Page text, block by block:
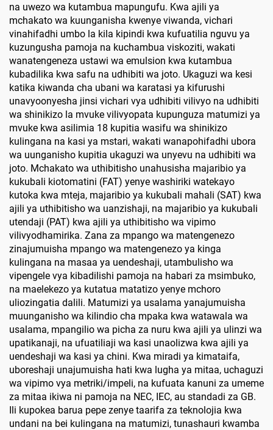
na uwezo wa kutambua mapungufu. Kwa ajili ya
mchakato wa kuunganisha kwenye viwanda, vichari
vinahifadhi umbo la kila kipindi kwa kufuatilia nguvu ya
kuzungusha pamoja na kuchambua viskoziti, wakati
wanatengeneza ustawi wa emulsion kwa kutambua
kubadilika kwa safu na udhibiti wa joto. Ukaguzi wa kesi
katika kiwanda cha ubani wa karatasi ya kifurushi
unavyoonyesha jinsi vichari vya udhibiti vilivyo na udhibiti
wa shinikizo la mvuke vilivyopata kupunguza matumizi ya
mvuke kwa asilimia 18 kupitia wasifu wa shinikizo
kulingana na kasi ya mstari, wakati wanapohifadhi ubora
wa uunganisho kupitia ukaguzi wa unyevu na udhibiti wa
joto. Mchakato wa uthibitisho unahusisha majaribio ya
kukubali kiotomatini (FAT) yenye washiriki watekayo
kutoka kwa mteja, majaribio ya kukubali mahali (SAT) kwa
ajili ya uthibitisho wa uanzishaji, na majaribio ya kukubali
utendaji (PAT) kwa ajili ya uthibitisho wa vipimo
vilivyodhamirika. Zana za mpango wa matengenezo
zinajumuisha mpango wa matengenezo ya kinga
kulingana na masaa ya uendeshaji, utambulisho wa
vipengele vya kibadilishi pamoja na habari za msimbuko,
na maelekezo ya kutatua matatizo yenye mchoro
uliozingatia dalili. Matumizi ya usalama yanajumuisha
muunganisho wa kilindio cha mpaka kwa watawala wa
usalama, mpangilio wa picha za nuru kwa ajili ya ulinzi wa
upatikanaji, na ufuatiliaji wa kasi unaolizwa kwa ajili ya
uendeshaji wa kasi ya chini. Kwa miradi ya kimataifa,
uboreshaji unajumuisha hati kwa lugha ya mitaa, uchaguzi
wa vipimo vya metriki/impeli, na kufuata kanuni za umeme
za mitaa ikiwa ni pamoja na NEC, IEC, au standadi za GB.
Ili kupokea barua pepe zenye taarifa za teknolojia kwa
undani na bei kulingana na matumizi, tunashauri kwamba